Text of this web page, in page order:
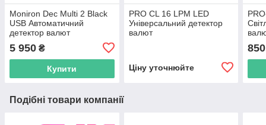
Moniron Dec Multi 2 Black
USB Автоматичний
детектор валют
5 950 ₴
Купити
PRO CL 16 LPM LED
Універсальний детектор
валют
Ціну уточнюйте
850
Подібні товари компанії